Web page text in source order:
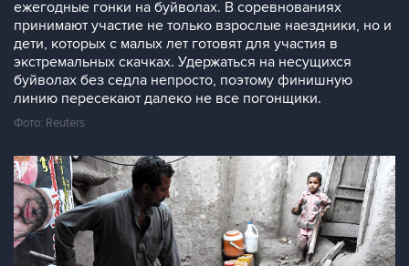
ежегодные гонки на буйволах. В соревнованиях
принимают участие не только взрослые наездники, но и
дети, которых с малых лет готовят для участия в
экстремальных скачках. Удержаться на несущихся
буйволах без седла непросто, поэтому финишную
линию пересекают далеко не все погонщики.
Фото: Reuters